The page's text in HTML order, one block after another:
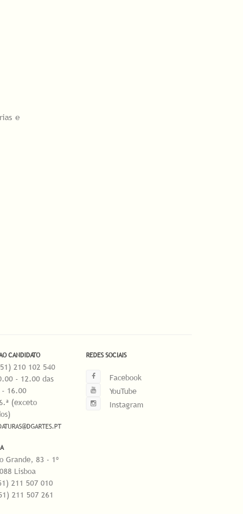
e
CANDIDATO
210 102 540
- 12.00 das
- 16.00
(exceto
Grande, 83 - 1º
Lisboa
211 507 010
211 507 261
REDES SOCIAIS
Facebook
YouTube
Instagram